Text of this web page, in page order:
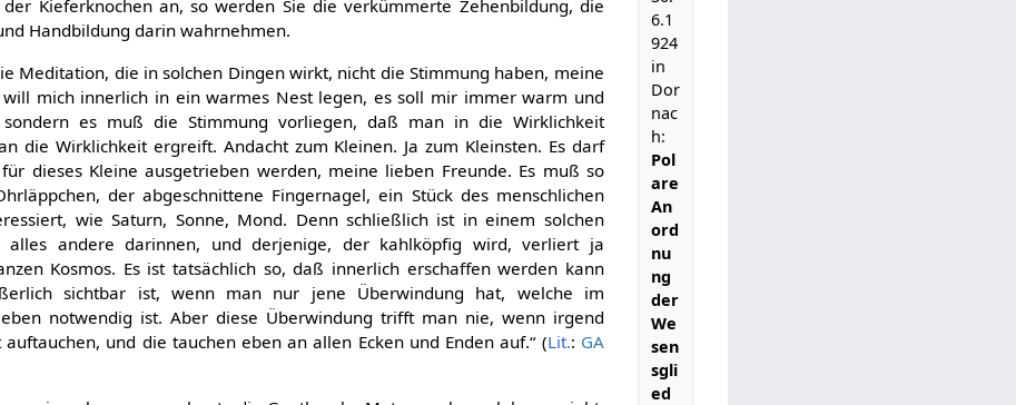
6.1
924
in
Dor
nac
h:
Pol
are
An
ord
nu
ng
der
We
sen
sgli
ed
Kieferknochen an, so werden Sie die verkümmerte Zehenbildung, die
Handbildung darin wahrnehmen.
Meditation, die in solchen Dingen wirkt, nicht die Stimmung haben, meine
mich innerlich in ein warmes Nest legen, es soll mir immer warm und
es muß die Stimmung vorliegen, daß man in die Wirklichkeit
die Wirklichkeit ergreift. Andacht zum Kleinen. Ja zum Kleinsten. Es darf
dieses Kleine ausgetrieben werden, meine lieben Freunde. Es muß so
der abgeschnittene Fingernagel, ein Stück des menschlichen
wie Saturn, Sonne, Mond. Denn schließlich ist in einem solchen
alles andere darinnen, und derjenige, der kahlköpfig wird, verliert ja
Kosmos. Es ist tatsächlich so, daß innerlich erschaffen werden kann
sichtbar ist, wenn man nur jene Überwindung hat, welche im
notwendig ist. Aber diese Überwindung trifft man nie, wenn irgend
und die tauchen eben an allen Ecken und Enden auf.“ (Lit.: GA